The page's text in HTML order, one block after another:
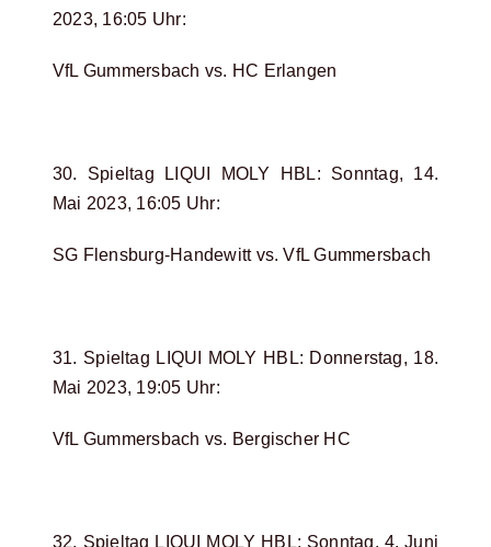
2023, 16:05 Uhr:
VfL Gummersbach vs. HC Erlangen
30. Spieltag LIQUI MOLY HBL: Sonntag, 14.
Mai 2023, 16:05 Uhr:
SG Flensburg-Handewitt vs. VfL Gummersbach
31. Spieltag LIQUI MOLY HBL: Donnerstag, 18.
Mai 2023, 19:05 Uhr:
VfL Gummersbach vs. Bergischer HC
32. Spieltag LIQUI MOLY HBL: Sonntag, 4. Juni